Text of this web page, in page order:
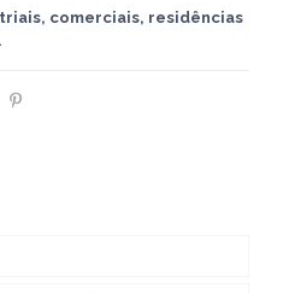
comerciais, residências